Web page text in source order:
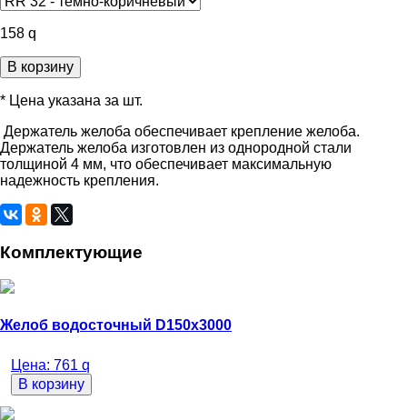
158 q
В корзину
* Цена указана за шт.
Держатель желоба обеспечивает крепление желоба.
Держатель желоба изготовлен из однородной стали
толщиной 4 мм, что обеспечивает максимальную
надежность крепления.
Комплектующие
Желоб водосточный D150х3000
Цена: 761 q
В корзину